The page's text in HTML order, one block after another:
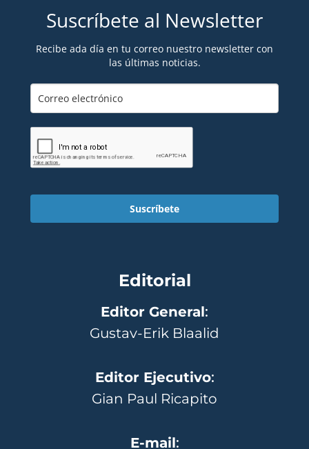
Suscríbete al Newsletter
Recibe ada día en tu correo nuestro newsletter con
las últimas noticias.
Suscríbete
Editorial
Editor General:
Gustav-Erik Blaalid
Editor Ejecutivo:
Gian Paul Ricapito
E-mail: